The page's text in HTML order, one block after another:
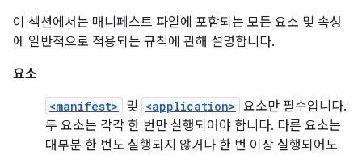
이 섹션에서는 매니페스트 파일에 포함되는 모든 요소 및 속성
에 일반적으로 적용되는 규칙에 관해 설명합니다.
요소
<manifest> 및 <application> 요소만 필수입니다.
두 요소는 각각 한 번만 실행되어야 합니다. 다른 요소는
대부분 한 번도 실행되지 않거나 한 번 이상 실행되어도